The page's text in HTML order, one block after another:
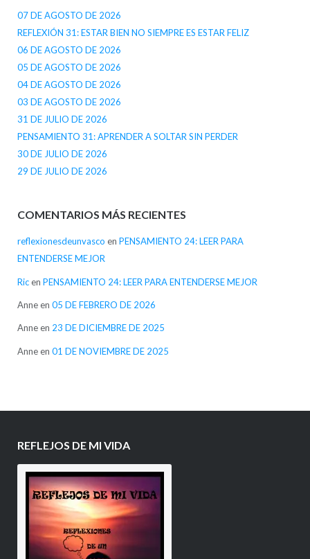
07 DE AGOSTO DE 2026
REFLEXIÓN 31: ESTAR BIEN NO SIEMPRE ES ESTAR FELIZ
06 DE AGOSTO DE 2026
05 DE AGOSTO DE 2026
04 DE AGOSTO DE 2026
03 DE AGOSTO DE 2026
31 DE JULIO DE 2026
PENSAMIENTO 31: APRENDER A SOLTAR SIN PERDER
30 DE JULIO DE 2026
29 DE JULIO DE 2026
COMENTARIOS MÁS RECIENTES
reflexionesdeunvasco en PENSAMIENTO 24: LEER PARA
ENTENDERSE MEJOR
Ricen PENSAMIENTO 24: LEER PARA ENTENDERSE MEJOR
Anneen 05 DE FEBRERO DE 2026
Anneen 23 DE DICIEMBRE DE 2025
Anneen 01 DE NOVIEMBRE DE 2025
REFLEJOS DE MI VIDA